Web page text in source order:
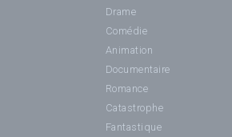
Drame
Comédie
Animation
Documentaire
Romance
Catastrophe
Fantastique